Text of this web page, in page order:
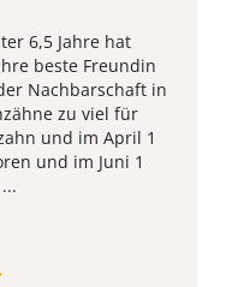
6,5 Jahre hat
beste Freundin
Nachbarschaft in
zu viel für
und im April 1
und im Juni 1